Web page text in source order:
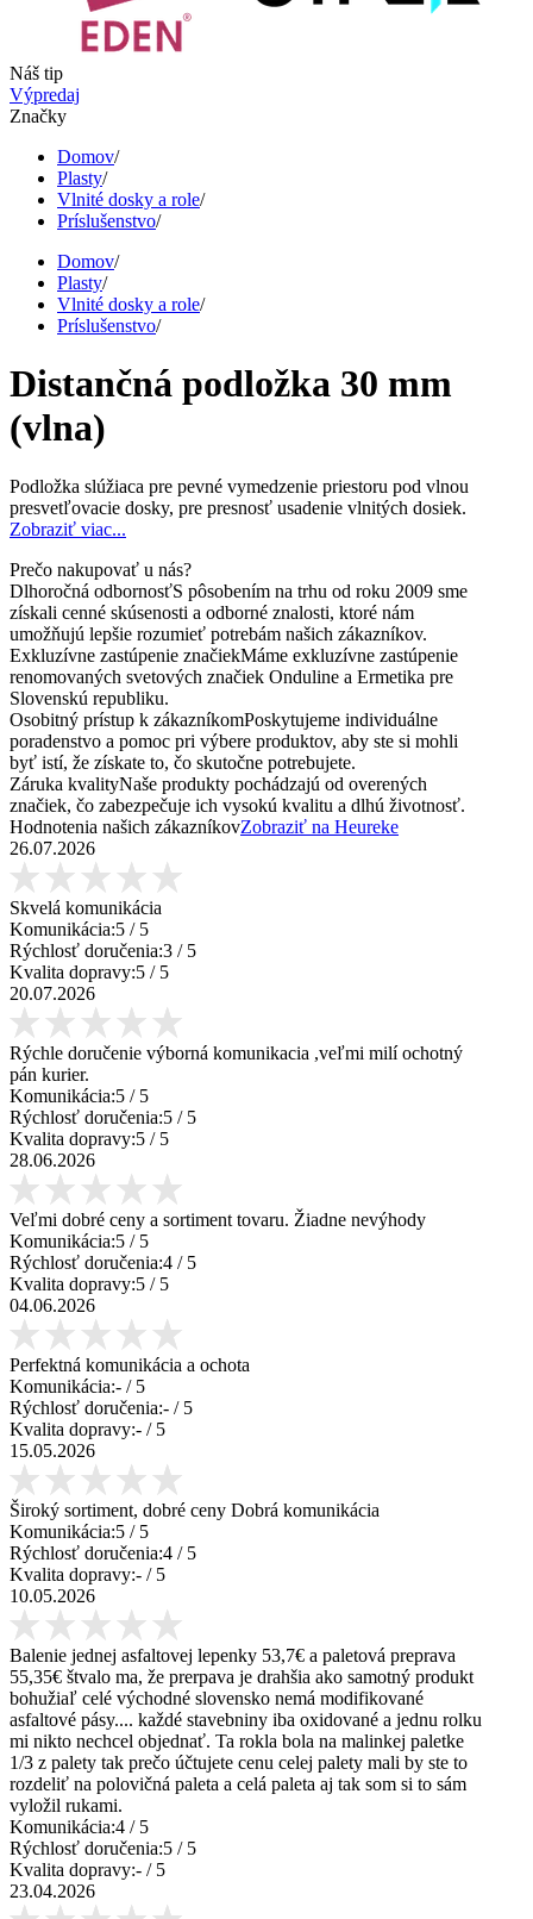
Náš tip
Výpredaj
Značky
Domov/
Plasty/
Vlnité dosky a role/
Príslušenstvo/
Domov/
Plasty/
Vlnité dosky a role/
Príslušenstvo/
Distančná podložka 30 mm
(vlna)
Podložka slúžiaca pre pevné vymedzenie priestoru pod vlnou
presvetľovacie dosky, pre presnosť usadenie vlnitých dosiek.
Zobraziť viac...
Prečo nakupovať u nás?
Dlhoročná odbornosťS pôsobením na trhu od roku 2009 sme
získali cenné skúsenosti a odborné znalosti, ktoré nám
umožňujú lepšie rozumieť potrebám našich zákazníkov.
Exkluzívne zastúpenie značiekMáme exkluzívne zastúpenie
renomovaných svetových značiek Onduline a Ermetika pre
Slovenskú republiku.
Osobitný prístup k zákazníkomPoskytujeme individuálne
poradenstvo a pomoc pri výbere produktov, aby ste si mohli
byť istí, že získate to, čo skutočne potrebujete.
Záruka kvalityNaše produkty pochádzajú od overených
značiek, čo zabezpečuje ich vysokú kvalitu a dlhú životnosť.
Hodnotenia našich zákazníkovZobraziť na Heureke
26.07.2026
Skvelá komunikácia
Komunikácia:5 / 5
Rýchlosť doručenia:3 / 5
Kvalita dopravy:5 / 5
20.07.2026
Rýchle doručenie výborná komunikacia ,veľmi milí ochotný
pán kurier.
Komunikácia:5 / 5
Rýchlosť doručenia:5 / 5
Kvalita dopravy:5 / 5
28.06.2026
Veľmi dobré ceny a sortiment tovaru. Žiadne nevýhody
Komunikácia:5 / 5
Rýchlosť doručenia:4 / 5
Kvalita dopravy:5 / 5
04.06.2026
Perfektná komunikácia a ochota
Komunikácia:- / 5
Rýchlosť doručenia:- / 5
Kvalita dopravy:- / 5
15.05.2026
Široký sortiment, dobré ceny Dobrá komunikácia
Komunikácia:5 / 5
Rýchlosť doručenia:4 / 5
Kvalita dopravy:- / 5
10.05.2026
Balenie jednej asfaltovej lepenky 53,7€ a paletová preprava
55,35€ štvalo ma, že prerpava je drahšia ako samotný produkt
bohužiaľ celé východné slovensko nemá modifikované
asfaltové pásy.... každé stavebniny iba oxidované a jednu rolku
mi nikto nechcel objednať. Ta rokla bola na malinkej paletke
1/3 z palety tak prečo účtujete cenu celej palety mali by ste to
rozdeliť na polovičná paleta a celá paleta aj tak som si to sám
vyložil rukami.
Komunikácia:4 / 5
Rýchlosť doručenia:5 / 5
Kvalita dopravy:- / 5
23.04.2026